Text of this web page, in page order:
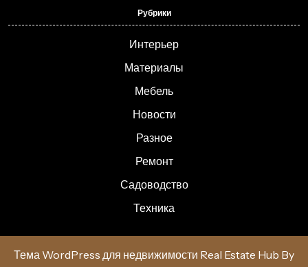
Рубрики
Интерьер
Материалы
Мебель
Новости
Разное
Ремонт
Садоводство
Техника
Тема WordPress для недвижимости Real Estate Hub By